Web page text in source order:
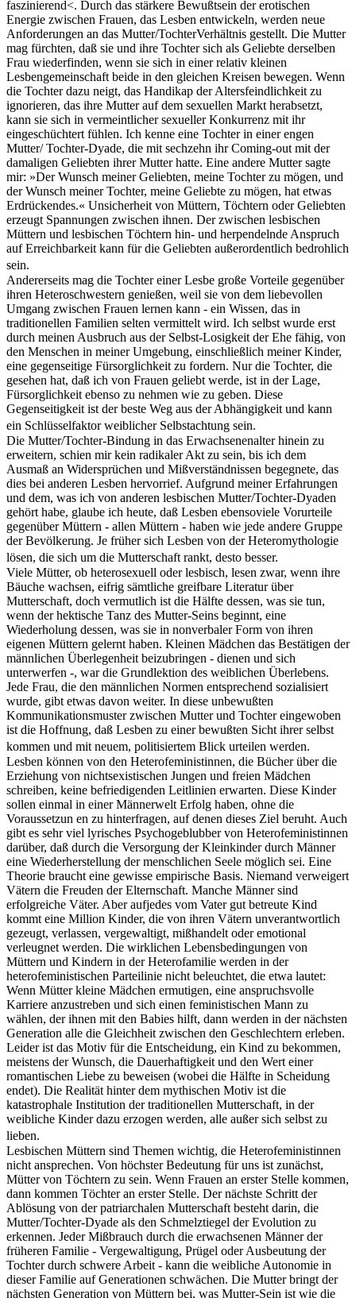
faszinierend<. Durch das stärkere Bewußtsein der erotischen
Energie zwischen Frauen, das Lesben entwickeln, werden neue
Anforderungen an das Mutter/TochterVerhältnis gestellt. Die Mutter
mag fürchten, daß sie und ihre Tochter sich als Geliebte derselben
Frau wiederfinden, wenn sie sich in einer relativ kleinen
Lesbengemeinschaft beide in den gleichen Kreisen bewegen. Wenn
die Tochter dazu neigt, das Handikap der Altersfeindlichkeit zu
ignorieren, das ihre Mutter auf dem sexuellen Markt herabsetzt,
kann sie sich in vermeintlicher sexueller Konkurrenz mit ihr
eingeschüchtert fühlen. Ich kenne eine Tochter in einer engen
Mutter/ Tochter-Dyade, die mit sechzehn ihr Coming-out mit der
damaligen Geliebten ihrer Mutter hatte. Eine andere Mutter sagte
mir: »Der Wunsch meiner Geliebten, meine Tochter zu mögen, und
der Wunsch meiner Tochter, meine Geliebte zu mögen, hat etwas
Erdrückendes.« Unsicherheit von Müttern, Töchtern oder Geliebten
erzeugt Spannungen zwischen ihnen. Der zwischen lesbischen
Müttern und lesbischen Töchtern hin- und herpendelnde Anspruch
auf Erreichbarkeit kann für die Geliebten außerordentlich bedrohlich
sein.
Andererseits mag die Tochter einer Lesbe große Vorteile gegenüber
ihren Heteroschwestern genießen, weil sie von dem liebevollen
Umgang zwischen Frauen lernen kann - ein Wissen, das in
traditionellen Familien selten vermittelt wird. Ich selbst wurde erst
durch meinen Ausbruch aus der Selbst-Losigkeit der Ehe fähig, von
den Menschen in meiner Umgebung, einschließlich meiner Kinder,
eine gegenseitige Fürsorglichkeit zu fordern. Nur die Tochter, die
gesehen hat, daß ich von Frauen geliebt werde, ist in der Lage,
Fürsorglichkeit ebenso zu nehmen wie zu geben. Diese
Gegenseitigkeit ist der beste Weg aus der Abhängigkeit und kann
ein Schlüsselfaktor weiblicher Selbstachtung sein.
Die Mutter/Tochter-Bindung in das Erwachsenenalter hinein zu
erweitern, schien mir kein radikaler Akt zu sein, bis ich dem
Ausmaß an Widersprüchen und Mißverständnissen begegnete, das
dies bei anderen Lesben hervorrief. Aufgrund meiner Erfahrungen
und dem, was ich von anderen lesbischen Mutter/Tochter-Dyaden
gehört habe, glaube ich heute, daß Lesben ebensoviele Vorurteile
gegenüber Müttern - allen Müttern - haben wie jede andere Gruppe
der Bevölkerung. Je früher sich Lesben von der Heteromythologie
lösen, die sich um die Mutterschaft rankt, desto besser.
Viele Mütter, ob heterosexuell oder lesbisch, lesen zwar, wenn ihre
Bäuche wachsen, eifrig sämtliche greifbare Literatur über
Mutterschaft, doch vermutlich ist die Hälfte dessen, was sie tun,
wenn der hektische Tanz des Mutter-Seins beginnt, eine
Wiederholung dessen, was sie in nonverbaler Form von ihren
eigenen Müttern gelernt haben. Kleinen Mädchen das Bestätigen der
männlichen Überlegenheit beizubringen - dienen und sich
unterwerfen -, war die Grundlektion des weiblichen Überlebens.
Jede Frau, die den männlichen Normen entsprechend sozialisiert
wurde, gibt etwas davon weiter. In diese unbewußten
Kommunikationsmuster zwischen Mutter und Tochter eingewoben
ist die Hoffnung, daß Lesben zu einer bewußten Sicht ihrer selbst
kommen und mit neuem, politisiertem Blick urteilen werden.
Lesben können von den Heterofeministinnen, die Bücher über die
Erziehung von nichtsexistischen Jungen und freien Mädchen
schreiben, keine befriedigenden Leitlinien erwarten. Diese Kinder
sollen einmal in einer Männerwelt Erfolg haben, ohne die
Voraussetzun en zu hinterfragen, auf denen dieses Ziel beruht. Auch
gibt es sehr viel lyrisches Psychogeblubber von Heterofeministinnen
darüber, daß durch die Versorgung der Kleinkinder durch Männer
eine Wiederherstellung der menschlichen Seele möglich sei. Eine
Theorie braucht eine gewisse empirische Basis. Niemand verweigert
Vätern die Freuden der Elternschaft. Manche Männer sind
erfolgreiche Väter. Aber aufjedes vom Vater gut betreute Kind
kommt eine Million Kinder, die von ihren Vätern unverantwortlich
gezeugt, verlassen, vergewaltigt, mißhandelt oder emotional
verleugnet werden. Die wirklichen Lebensbedingungen von
Müttern und Kindern in der Heterofamilie werden in der
heterofeministischen Parteilinie nicht beleuchtet, die etwa lautet:
Wenn Mütter kleine Mädchen ermutigen, eine anspruchsvolle
Karriere anzustreben und sich einen feministischen Mann zu
wählen, der ihnen mit den Babies hilft, dann werden in der nächsten
Generation alle die Gleichheit zwischen den Geschlechtern erleben.
Leider ist das Motiv für die Entscheidung, ein Kind zu bekommen,
meistens der Wunsch, die Dauerhaftigkeit und den Wert einer
romantischen Liebe zu beweisen (wobei die Hälfte in Scheidung
endet). Die Realität hinter dem mythischen Motiv ist die
katastrophale Institution der traditionellen Mutterschaft, in der
weibliche Kinder dazu erzogen werden, alle außer sich selbst zu
lieben.
Lesbischen Müttern sind Themen wichtig, die Heterofeministinnen
nicht ansprechen. Von höchster Bedeutung für uns ist zunächst,
Mütter von Töchtern zu sein. Wenn Frauen an erster Stelle kommen,
dann kommen Töchter an erster Stelle. Der nächste Schritt der
Ablösung von der patriarchalen Mutterschaft besteht darin, die
Mutter/Tochter-Dyade als den Schmelztiegel der Evolution zu
erkennen. Jeder Mißbrauch durch die erwachsenen Männer der
früheren Familie - Vergewaltigung, Prügel oder Ausbeutung der
Tochter durch schwere Arbeit - kann die weibliche Autonomie in
dieser Familie auf Generationen schwächen. Die Mutter bringt der
nächsten Generation von Müttern bei, was Mutter-Sein ist wie die